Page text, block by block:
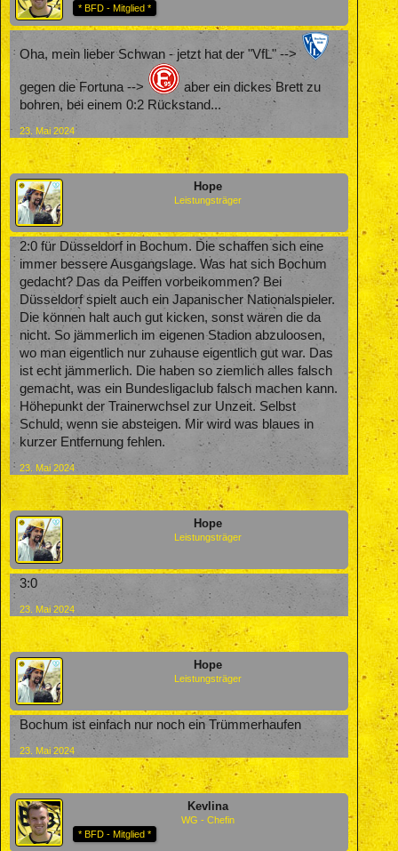
* BFD - Mitglied *
Oha, mein lieber Schwan - jetzt hat der "VfL" -->
gegen die Fortuna -->
aber ein dickes Brett zu
bohren, bei einem 0:2 Rückstand...
23. Mai 2024
Hope
Leistungsträger
2:0 für Düsseldorf in Bochum. Die schaffen sich eine
immer bessere Ausgangslage. Was hat sich Bochum
gedacht? Das da Peiffen vorbeikommen? Bei
Düsseldorf spielt auch ein Japanischer Nationalspieler.
Die können halt auch gut kicken, sonst wären die da
nicht. So jämmerlich im eigenen Stadion abzuloosen,
wo man eigentlich nur zuhause eigentlich gut war. Das
ist echt jämmerlich. Die haben so ziemlich alles falsch
gemacht, was ein Bundesligaclub falsch machen kann.
Höhepunkt der Trainerwchsel zur Unzeit. Selbst
Schuld, wenn sie absteigen. Mir wird was blaues in
kurzer Entfernung fehlen.
23. Mai 2024
Hope
Leistungsträger
3:0
23. Mai 2024
Hope
Leistungsträger
Bochum ist einfach nur noch ein Trümmerhaufen
23. Mai 2024
Kevlina
WG - Chefin
* BFD - Mitglied *